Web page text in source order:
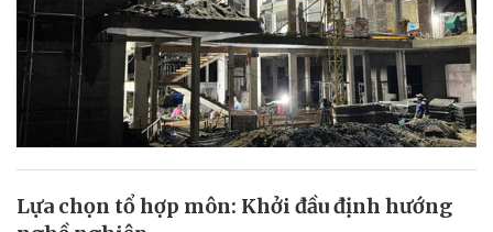
Lựa chọn tổ hợp môn: Khởi đầu định hướng